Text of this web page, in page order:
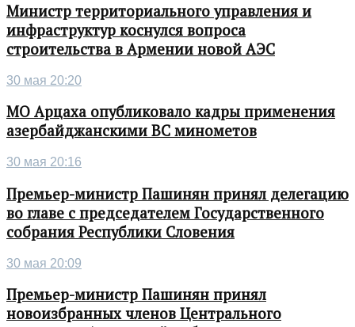
Министр территориального управления и
инфраструктур коснулся вопроса
строительства в Армении новой АЭС
30 мая 20:20
МО Арцаха опубликовало кадры применения
азербайджанскими ВС минометов
30 мая 20:16
Премьер-министр Пашинян принял делегацию
во главе с председателем Государственного
собрания Республики Словения
30 мая 20:09
Премьер-министр Пашинян принял
новоизбранных членов Центрального